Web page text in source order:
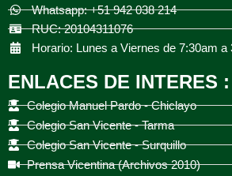
Whatsapp: +51 942 038 214
RUC: 20104311076
Horario: Lunes a Viernes de 7:30am a
ENLACES DE INTERES :
Colegio Manuel Pardo - Chiclayo
Colegio San Vicente - Tarma
Colegio San Vicente - Surquillo
Prensa Vicentina (Archivos 2010)